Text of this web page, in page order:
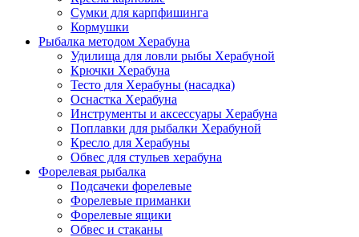
Сумки для карпфишинга
Кормушки
Рыбалка методом Херабуна
Удилища для ловли рыбы Херабуной
Крючки Херабуна
Тесто для Херабуны (насадка)
Оснастка Херабуна
Инструменты и аксессуары Херабуна
Поплавки для рыбалки Херабуной
Кресло для Херабуны
Обвес для стульев херабуна
Форелевая рыбалка
Подсачеки форелевые
Форелевые приманки
Форелевые ящики
Обвес и стаканы